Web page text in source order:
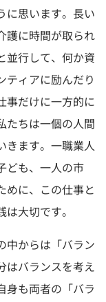
に思います。長い
護に時間が取られ
並行して、何か資
ティアに励んだり
事だけに一方的に
たちは一個の人間
きます。一職業人
ども、一人の市
めに、この仕事と
大切です。
中からは「バラン
はバランスを考え
身も両者の「バラ